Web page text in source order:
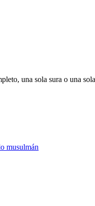
una sola sura o una
musulmán